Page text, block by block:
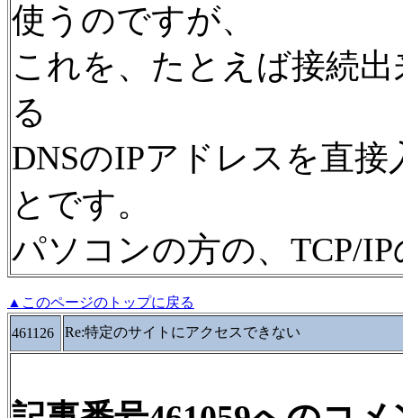
使うのですが、
これを、たとえば接続
る
DNSのIPアドレスを直
とです。
パソコンの方の、TCP/
▲このページのトップに戻る
461126
Re:特定のサイトにアクセスできない